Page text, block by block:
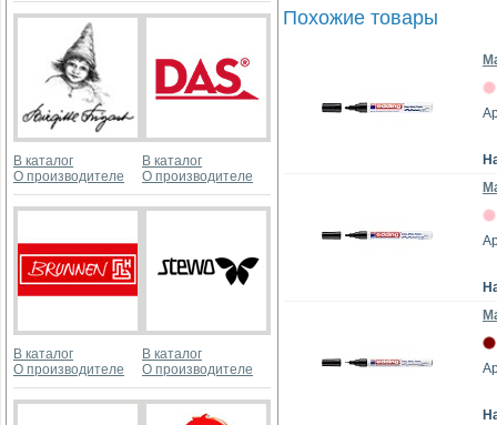
В каталог
О производителе
В каталог
О производителе
В каталог
О производителе
В каталог
О производителе
Похожие товары